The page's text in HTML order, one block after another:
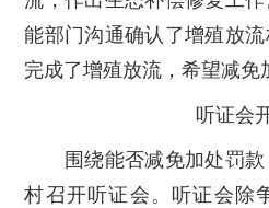
能部门沟通确认了增殖放
完成了增殖放流，希望减免
听证会
围绕能否减免加处罚
村召开听证会。听证会除